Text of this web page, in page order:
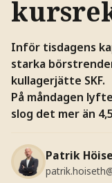
Inför tisdagens
starka
kullagerjätte SKF.
På måndagen
slog det mer än
Patrik